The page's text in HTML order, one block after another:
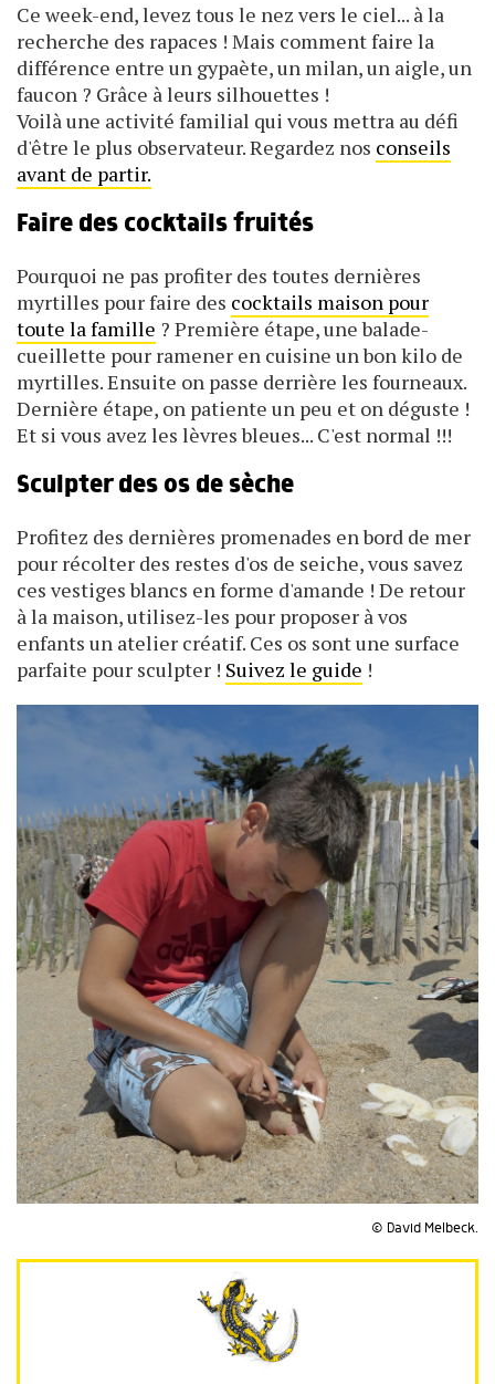
Ce week-end, levez tous le nez vers le ciel... à la
recherche des rapaces ! Mais comment faire la
différence entre un gypaète, un milan, un aigle, un
faucon ? Grâce à leurs silhouettes !
Voilà une activité familial qui vous mettra au défi
d'être le plus observateur. Regardez nos conseils
avant de partir.
Faire des cocktails fruités
Pourquoi ne pas profiter des toutes dernières
myrtilles pour faire des cocktails maison pour
toute la famille ? Première étape, une balade-
cueillette pour ramener en cuisine un bon kilo de
myrtilles. Ensuite on passe derrière les fourneaux.
Dernière étape, on patiente un peu et on déguste !
Et si vous avez les lèvres bleues... C'est normal !!!
Sculpter des os de sèche
Profitez des dernières promenades en bord de mer
pour récolter des restes d'os de seiche, vous savez
ces vestiges blancs en forme d'amande ! De retour
à la maison, utilisez-les pour proposer à vos
enfants un atelier créatif. Ces os sont une surface
parfaite pour sculpter ! Suivez le guide !
© David Melbeck.